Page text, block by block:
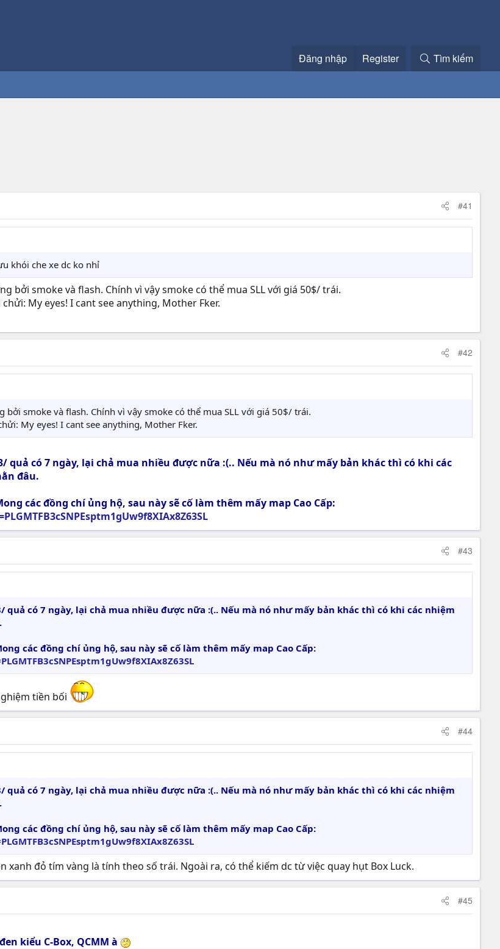
Đăng nhập Register Tìm kiếm
#41
khói che xe dc ko nhỉ
bởi smoke và flash. Chính vì vậy smoke có thể mua SLL với giá 50$/ trái.
My eyes! I cant see anything, Mother Fker.
#42
smoke và flash. Chính vì vậy smoke có thể mua SLL với giá 50$/ trái.
My eyes! I cant see anything, Mother Fker.
quả có 7 ngày, lại chả mua nhiều được nữa :(.. Nếu mà nó như mấy bản khác thì có khi các
đâu.
các đồng chí ủng hộ, sau này sẽ cố làm thêm mấy map Cao Cấp:
#43
quả có 7 ngày, lại chả mua nhiều được nữa :(.. Nếu mà nó như mấy bản khác thì có khi các nhiệm
các đồng chí ủng hộ, sau này sẽ cố làm thêm mấy map Cao Cấp:
tiền bối
#44
quả có 7 ngày, lại chả mua nhiều được nữa :(.. Nếu mà nó như mấy bản khác thì có khi các nhiệm
các đồng chí ủng hộ, sau này sẽ cố làm thêm mấy map Cao Cấp:
xanh đỏ tím vàng là tính theo số trái. Ngoài ra, có thể kiếm dc từ việc quay hụt Box Luck.
#45
kiểu C-Box, QCMM à